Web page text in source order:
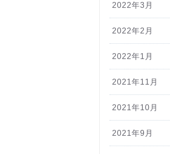
2022年3月
2022年2月
2022年1月
2021年11月
2021年10月
2021年9月